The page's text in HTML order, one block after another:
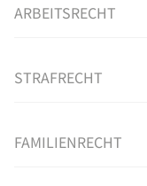
ARBEITSRECHT
STRAFRECHT
FAMILIENRECHT